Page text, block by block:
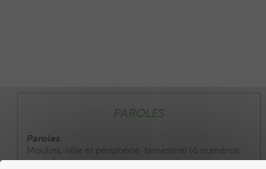
PAROLES
Paroles
Moulins, ville et périphérie, bimestriel (6 numéros
par an).